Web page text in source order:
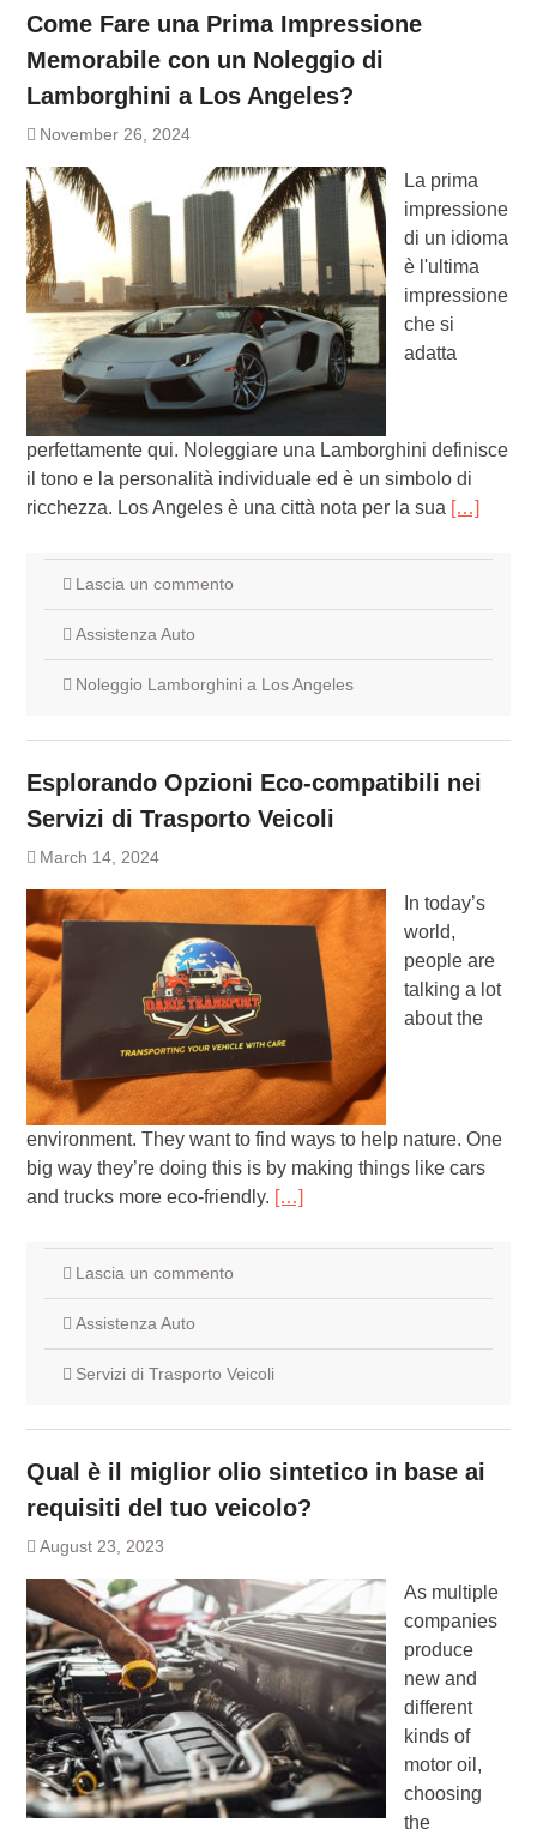
Come Fare una Prima Impressione
Memorabile con un Noleggio di
Lamborghini a Los Angeles?
November 26, 2024
La prima
impressione
di un idioma
è l'ultima
impressione
che si
adatta
perfettamente qui. Noleggiare una Lamborghini definisce
il tono e la personalità individuale ed è un simbolo di
ricchezza. Los Angeles è una città nota per la sua […]
Lascia un commento
Assistenza Auto
Noleggio Lamborghini a Los Angeles
Esplorando Opzioni Eco-compatibili nei
Servizi di Trasporto Veicoli
March 14, 2024
In today’s
world,
people are
talking a lot
about the
environment. They want to find ways to help nature. One
big way they’re doing this is by making things like cars
and trucks more eco-friendly. […]
Lascia un commento
Assistenza Auto
Servizi di Trasporto Veicoli
Qual è il miglior olio sintetico in base ai
requisiti del tuo veicolo?
August 23, 2023
As multiple
companies
produce
new and
different
kinds of
motor oil,
choosing
the